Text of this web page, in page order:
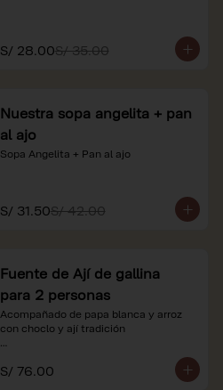
S/ 28.00S/ 35.00
Nuestra sopa angelita + pan
al ajo
Sopa Angelita + Pan al ajo
S/ 31.50S/ 42.00
Fuente de Ají de gallina
para 2 personas
Acompañado de papa blanca y arroz
con choclo y ají tradición
*Nuestros precios están expresados en
soles e incluyen impuestos de ley y
S/ 76.00